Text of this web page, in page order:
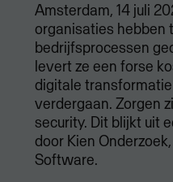
Amsterdam, 14 juli
organisaties hebben
bedrijfsprocessen
levert ze een forse
digitale
verdergaan. Zorgen
security. Dit blijkt uit
door Kien
Software.